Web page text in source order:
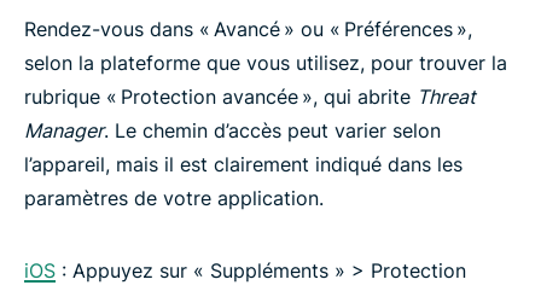
Rendez-vous dans « Avancé » ou « Préférences »,
selon la plateforme que vous utilisez, pour trouver la
rubrique « Protection avancée », qui abrite Threat
Manager. Le chemin d’accès peut varier selon
l’appareil, mais il est clairement indiqué dans les
paramètres de votre application.
iOS : Appuyez sur « Suppléments » > Protection